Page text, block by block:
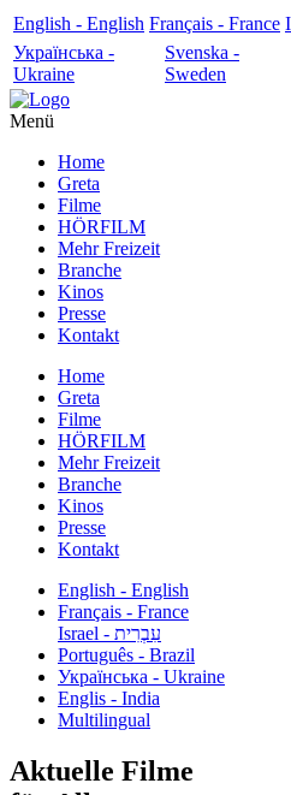
English - English Français - France
Українська -
Ukraine
Svenska -
Sweden
Menü
Home
Greta
Filme
HÖRFILM
Mehr Freizeit
Branche
Kinos
Presse
Kontakt
Home
Greta
Filme
HÖRFILM
Mehr Freizeit
Branche
Kinos
Presse
Kontakt
English - English
Français - France
עִבְרִית - Israel
Português - Brazil
Українська - Ukraine
Englis - India
Multilingual
Aktuelle Filme